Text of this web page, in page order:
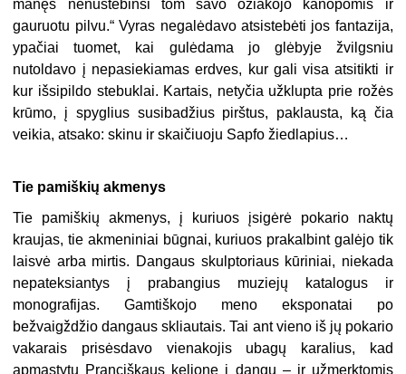
manęs nenustebinsi tom savo ožiakojo kanopomis ir
gauruotu pilvu.“ Vyras negalėdavo atsistebėti jos fantazija,
ypačiai tuomet, kai gulėdama jo glėbyje žvilgsniu
nutoldavo į nepasiekiamas erdves, kur gali visa atsitikti ir
kur išsipildo stebuklai. Kartais, netyčia užklupta prie rožės
krūmo, į spyglius susibadžius pirštus, paklausta, ką čia
veikia, atsako: skinu ir skaičiuoju Sapfo žiedlapius…
Tie pamiškių akmenys
Tie pamiškių akmenys, į kuriuos įsigėrė pokario naktų
kraujas, tie akmeniniai būgnai, kuriuos prakalbint galėjo tik
laisvė arba mirtis. Dangaus skulptoriaus kūriniai, niekada
nepateksiantys į prabangius muziejų katalogus ir
monografijas. Gamtiškojo meno eksponatai po
bežvaigždžio dangaus skliautais. Tai ant vieno iš jų pokario
vakarais prisėsdavo vienakojis ubagų karalius, kad
apmąstytų Pranciškaus kelionę į dangų – ir užmerktomis